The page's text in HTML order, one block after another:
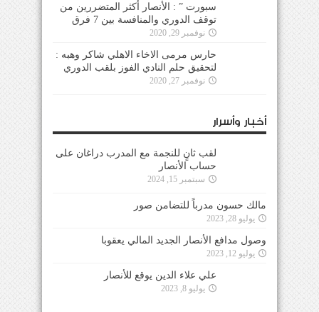
سبورت ” : الأنصار أكثر المتضررين من
توقف الدوري والمنافسة بين 7 فرق
نوفمبر 29, 2020
حارس مرمى الاخاء الاهلي شاكر وهبه :
لتحقيق حلم النادي الفوز بلقب الدوري
نوفمبر 27, 2020
أخبار وأسرار
لقب ثانٍ للنجمة مع المدرب دراغان على
حساب الأنصار
سبتمبر 15, 2024
مالك حسون مدرباً للتضامن صور
يوليو 28, 2023
وصول مدافع الأنصار الجديد المالي يعقوبا
يوليو 12, 2023
علي علاء الدين يوقع للأنصار
يوليو 8, 2023